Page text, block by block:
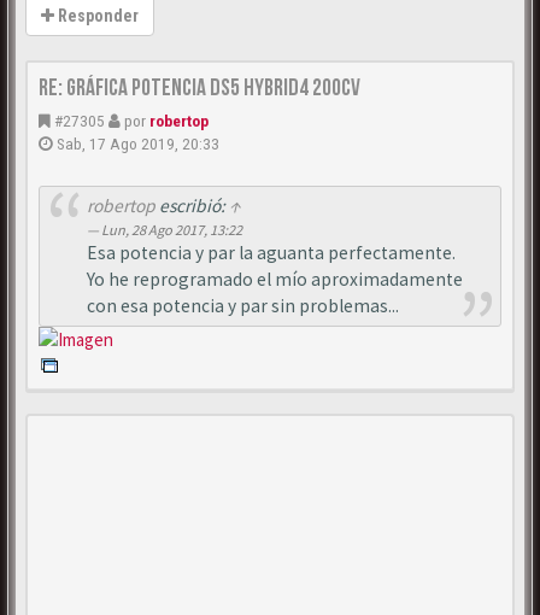
Responder
Re: Gráfica Potencia DS5 Hybrid4 200cv
#27305 por robertop
Sab, 17 Ago 2019, 20:33
robertopescribió: ↑
Lun, 28 Ago 2017, 13:22
Esa potencia y par la aguanta perfectamente.
Yo he reprogramado el mío aproximadamente
con esa potencia y par sin problemas...